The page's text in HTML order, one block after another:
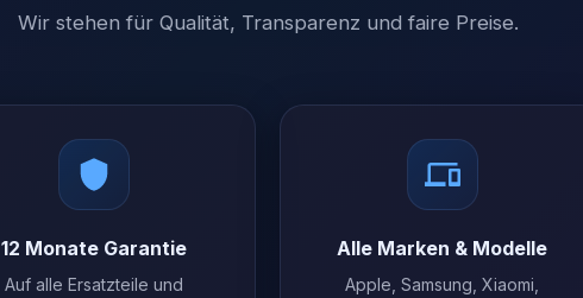
Wir stehen für Qualität, Transparenz und faire Preise.
12 Monate Garantie
Auf alle Ersatzteile und
Alle Marken & Modelle
Apple, Samsung, Xiaomi,